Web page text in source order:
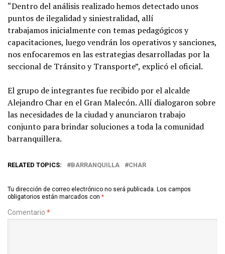
“Dentro del análisis realizado hemos detectado unos
puntos de ilegalidad y siniestralidad, allí
trabajamos inicialmente con temas pedagógicos y
capacitaciones, luego vendrán los operativos y sanciones,
nos enfocaremos en las estrategias desarrolladas por la
seccional de Tránsito y Transporte”, explicó el oficial.
El grupo de integrantes fue recibido por el alcalde
Alejandro Char en el Gran Malecón. Allí dialogaron sobre
las necesidades de la ciudad y anunciaron trabajo
conjunto para brindar soluciones a toda la comunidad
barranquillera.
RELATED TOPICS: BARRANQUILLA CHAR
Tu dirección de correo electrónico no será publicada. Los campos
obligatorios están marcados con *
Comentario *